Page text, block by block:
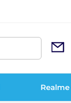
Realme